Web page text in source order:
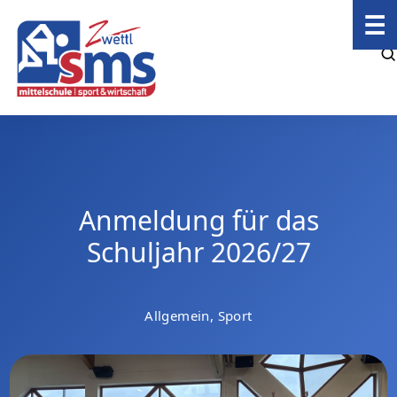
☰
Anmeldung für das
Schuljahr 2026/27
Allgemein, Sport